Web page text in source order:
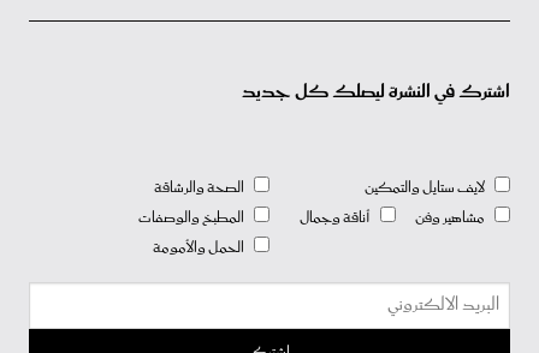
اشترك في النشرة ليصلك كل جديد
لايف ستايل والتمكين
مشاهير وفن
أناقة وجمال
الصحة والرشاقة
المطبخ والوصفات
الحمل والأمومة